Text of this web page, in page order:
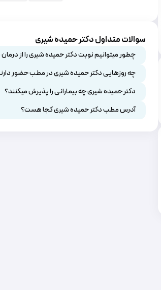
سوالات متداول دکتر حمیده شیری
چطور میتوانیم نوبت دکتر حمیده شیری را از
چه روزهایی دکتر حمیده شیری در مطب حضور
دکتر حمیده شیری چه بیمارانی را پذیرش میکنند؟
آدرس مطب دکتر حمیده شیری کجا هست؟